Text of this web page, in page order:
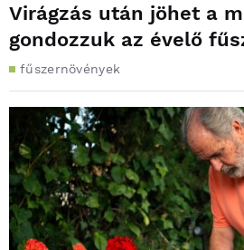
Virágzás után jöhet a
gondozzuk az évelő
fűszernövények